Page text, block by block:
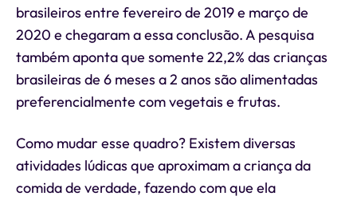
brasileiros entre fevereiro de 2019 e março de
2020 e chegaram a essa conclusão. A pesquisa
também aponta que somente 22,2% das crianças
brasileiras de 6 meses a 2 anos são alimentadas
preferencialmente com vegetais e frutas.
Como mudar esse quadro? Existem diversas
atividades lúdicas que aproximam a criança da
comida de verdade, fazendo com que ela